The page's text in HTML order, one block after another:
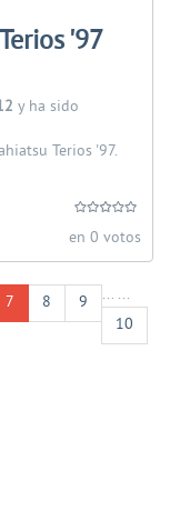
'97
y ha sido
Terios '97.
en 0 votos
...
7 8
9
10
...